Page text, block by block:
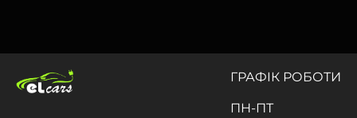
ГРАФIК РОБОТИ
ПН-ПТ